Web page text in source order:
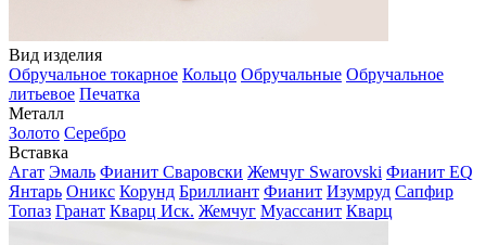
Вид изделия
Обручальное токарное Кольцо Обручальные Обручальное
литьевое Печатка
Металл
Золото Серебро
Вставка
Агат Эмаль Фианит Сваровски Жемчуг Swarovski Фианит EQ
Янтарь Оникс Корунд Бриллиант Фианит Изумруд Сапфир
Топаз Гранат Кварц Иск. Жемчуг Муассанит Кварц